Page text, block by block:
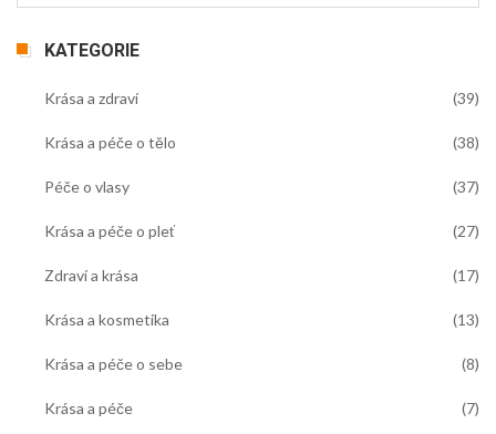
KATEGORIE
Krása a zdraví (39)
Krása a péče o tělo (38)
Péče o vlasy (37)
Krása a péče o pleť (27)
Zdraví a krása (17)
Krása a kosmetika (13)
Krása a péče o sebe (8)
Krása a péče (7)